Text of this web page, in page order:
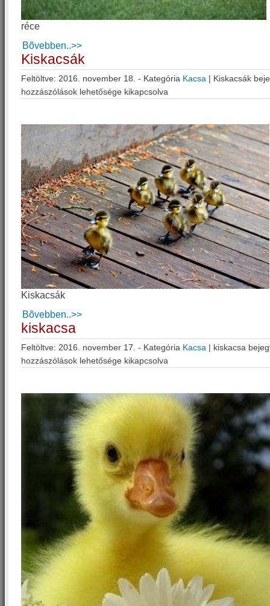
réce
Bõvebben..>>
Kiskacsák
Feltöltve: 2016. november 18. - Kategória Kacsa | Kiskacsák
hozzászólások lehetősége kikapcsolva
Kiskacsák
Bõvebben..>>
kiskacsa
Feltöltve: 2016. november 17. - Kategória Kacsa | kiskacsa
hozzászólások lehetősége kikapcsolva